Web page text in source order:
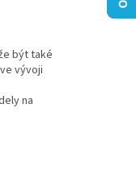
být také
vývoji
na